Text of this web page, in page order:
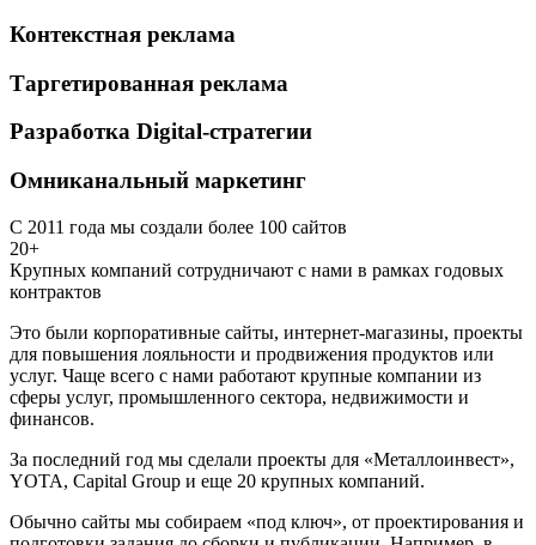
Контекстная реклама
Таргетированная реклама
Разработка Digital-стратегии
Омниканальный маркетинг
С 2011 года мы создали более 100 сайтов
20+
Крупных компаний сотрудничают с нами в рамках годовых
контрактов
Это были корпоративные сайты, интернет-магазины, проекты
для повышения лояльности и продвижения продуктов или
услуг. Чаще всего с нами работают крупные компании из
сферы услуг, промышленного сектора, недвижимости и
финансов.
За последний год мы сделали проекты для «Металлоинвест»,
YOTA, Capital Group и еще 20 крупных компаний.
Обычно сайты мы собираем «под ключ», от проектирования и